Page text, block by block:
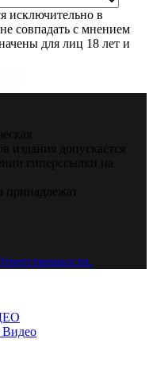
исключительно в
совпадать с мнением
для лиц 18 лет и
издания допускается
гиперссылки на
принадлежат